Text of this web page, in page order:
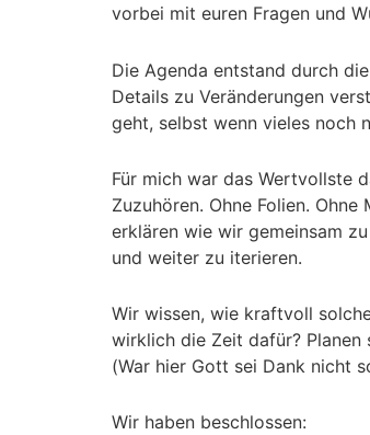
vorbei mit euren Fragen und
Die Agenda entstand durch
Details zu Veränderungen
geht, selbst wenn vieles noch
Für mich war das Wertvollste
Zuzuhören. Ohne Folien.
erklären wie wir gemeinsam
und weiter zu iterieren.
Wir wissen, wie kraftvoll
wirklich die Zeit dafür? Planen
(War hier Gott sei Dank nicht
Wir haben beschlossen: